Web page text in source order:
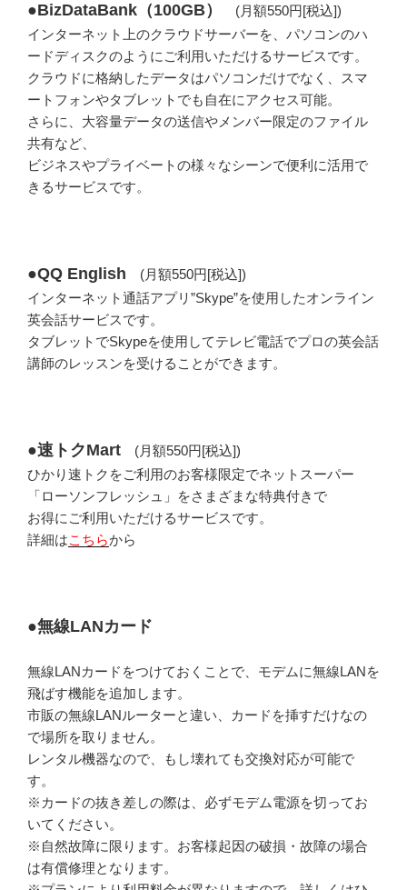
●BizDataBank（100GB）
(月額550円[税込])
インターネット上のクラウドサーバーを、パソコンのハ
ードディスクのようにご利用いただけるサービスです。
クラウドに格納したデータはパソコンだけでなく、スマ
ートフォンやタブレットでも自在にアクセス可能。
さらに、大容量データの送信やメンバー限定のファイル
共有など、
ビジネスやプライベートの様々なシーンで便利に活用で
きるサービスです。
●QQ English (月額550円[税込])
インターネット通話アプリ”Skype”を使用したオンライン
英会話サービスです。
タブレットでSkypeを使用してテレビ電話でプロの英会話
講師のレッスンを受けることができます。
●速トクMart (月額550円[税込])
ひかり速トクをご利用のお客様限定でネットスーパー
「ローソンフレッシュ」をさまざまな特典付きで
お得にご利用いただけるサービスです。
詳細はこちらから
●無線LANカード
無線LANカードをつけておくことで、モデムに無線LANを
飛ばす機能を追加します。
市販の無線LANルーターと違い、カードを挿すだけなの
で場所を取りません。
レンタル機器なので、もし壊れても交換対応が可能で
す。
※カードの抜き差しの際は、必ずモデム電源を切ってお
いてください。
※自然故障に限ります。お客様起因の破損・故障の場合
は有償修理となります。